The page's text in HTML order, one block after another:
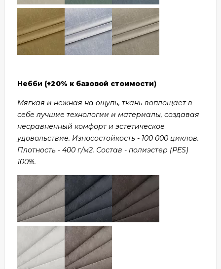
Небби (+20% к базовой стоимости)
Мягкая и нежная на ощупь, ткань воплощает в
себе лучшие технологии и материалы, создавая
несравненный комфорт и эстетическое
удовольствие. Износостойкость - 100 000 циклов.
Плотность - 400 г/м2. Состав - полиэстер (PES)
100%.